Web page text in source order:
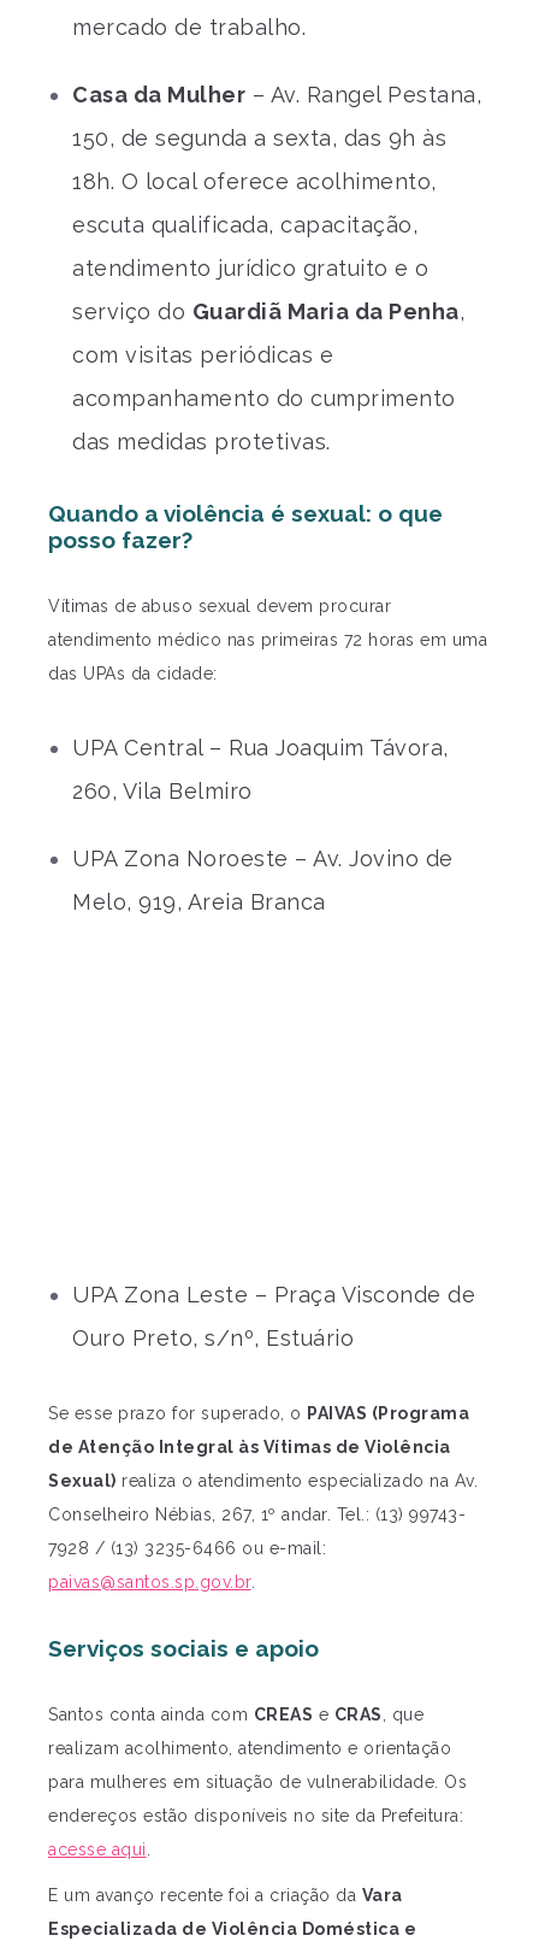
mercado de trabalho.
Casa da Mulher – Av. Rangel Pestana,
150, de segunda a sexta, das 9h às
18h. O local oferece acolhimento,
escuta qualificada, capacitação,
atendimento jurídico gratuito e o
serviço do Guardiã Maria da Penha,
com visitas periódicas e
acompanhamento do cumprimento
das medidas protetivas.
Quando a violência é sexual: o que
posso fazer?
Vítimas de abuso sexual devem procurar
atendimento médico nas primeiras 72 horas em uma
das UPAs da cidade:
UPA Central – Rua Joaquim Távora,
260, Vila Belmiro
UPA Zona Noroeste – Av. Jovino de
Melo, 919, Areia Branca
UPA Zona Leste – Praça Visconde de
Ouro Preto, s/nº, Estuário
Se esse prazo for superado, o PAIVAS (Programa
de Atenção Integral às Vítimas de Violência
Sexual) realiza o atendimento especializado na Av.
Conselheiro Nébias, 267, 1º andar. Tel.: (13) 99743-
7928 / (13) 3235-6466 ou e-mail:
paivas@santos.sp.gov.br.
Serviços sociais e apoio
Santos conta ainda com CREAS e CRAS, que
realizam acolhimento, atendimento e orientação
para mulheres em situação de vulnerabilidade. Os
endereços estão disponíveis no site da Prefeitura:
acesse aqui.
E um avanço recente foi a criação da Vara
Especializada de Violência Doméstica e